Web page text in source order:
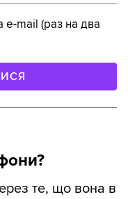
e-mail (раз на два
те, що вона в